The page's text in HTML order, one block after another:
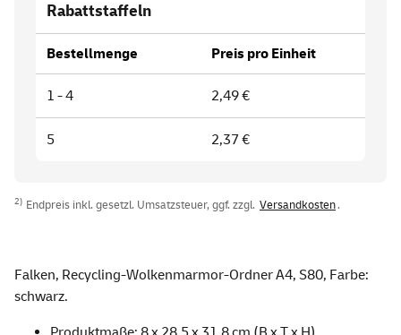
Rabattstaffeln
Bestellmenge Preis pro Einheit
1 - 4 2,49 €
5 2,37 €
2) Endpreis inkl. gesetzl. Umsatzsteuer, ggf. zzgl. Versandkosten.
Falken, Recycling-Wolkenmarmor-Ordner A4, S80, Farbe:
schwarz.